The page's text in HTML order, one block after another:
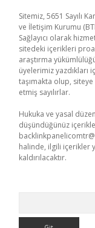
Sitemiz, 5651 Sayılı
ve İletişim Kurumu
Sağlayıcı olarak
sitedeki içerikleri
araştırma
üyelerimiz yazdıkları
taşımakta olup,
etmiş sayılırlar.
Hukuka ve yasal
düşündüğünüz
halinde, ilgili içerikler
kaldırılacaktır.